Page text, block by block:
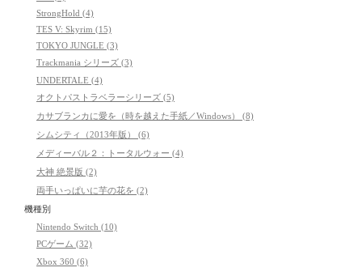
StrongHold (4)
TES V: Skyrim (15)
TOKYO JUNGLE (3)
Trackmania シリーズ (3)
UNDERTALE (4)
オクトパストラベラーシリーズ (5)
カサブランカに愛を（時を越えた手紙／Windows） (8)
シムシティ（2013年版） (6)
メディーバル２：トータルウォー (4)
大神 絶景版 (2)
両手いっぱいに芋の花を (2)
機種別
Nintendo Switch (10)
PCゲーム (32)
Xbox 360 (6)